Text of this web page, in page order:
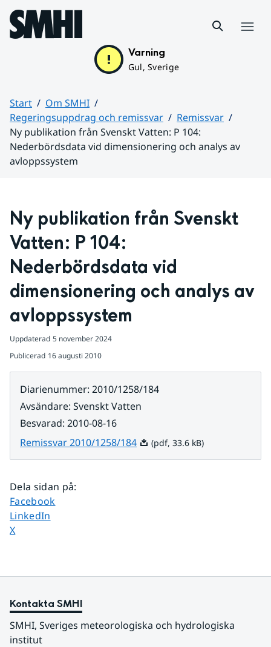
Hoppa till sidans innehåll
Varning
Gul, Sverige
Start
Om SMHI
Regeringsuppdrag och remissvar
Remissvar
Ny publikation från Svenskt Vatten: P 104:
Nederbördsdata vid dimensionering och analys av
avloppssystem
Ny publikation från Svenskt
Vatten: P 104:
Nederbördsdata vid
dimensionering och analys av
avloppssystem
Uppdaterad 5 november 2024
Publicerad 16 augusti 2010
Diarienummer: 2010/1258/184
Avsändare: Svenskt Vatten
Besvarad: 2010-08-16
Remissvar 2010/1258/184Pdf, 33.6 kB.
(pdf, 33.6 kB)
Dela sidan på:
Dela sidan på
Facebook
Dela sidan på
LinkedIn
Dela sidan på
X
Kontakta SMHI
SMHI, Sveriges meteorologiska och hydrologiska
institut